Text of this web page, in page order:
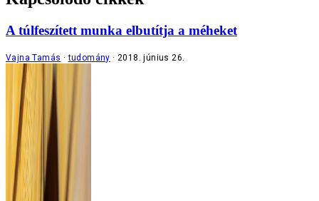
A túlfeszített munka elbutítja a méheket
Vajna Tamás tudomány 2018. június 26.